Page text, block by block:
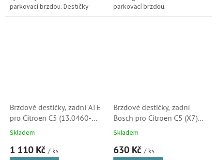
parkovací brzdou. Destičky
Brembo kvalitou i vlastnostmi
parkovací brzdou.
Brzdové destičky, zadní ATE
pro Citroen C5 (13.0460-
7253.2, 607253,40 4255)
Skladem
1 110 Kč / ks
Brzdové destičky, zadní
Bosch pro Citroen C5 (X7)
(0986494127, 0986494528,
Skladem
630 Kč / ks